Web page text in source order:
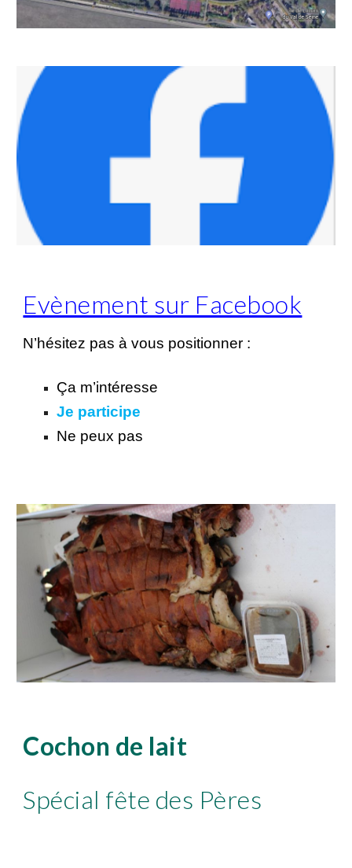
Evènement sur Facebook
N’hésitez pas à vous positionner :
Ça m’intéresse
Je participe
Ne peux pas
Cochon de lait
Spécial fête des Pères